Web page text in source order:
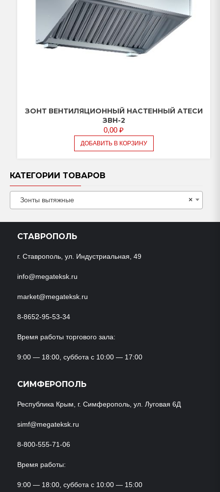
ЗОНТ ВЕНТИЛЯЦИОННЫЙ НАСТЕННЫЙ АТЕСИ
ЗВН-2
0,00 ₽
ДОБАВИТЬ В КОРЗИНУ
КАТЕГОРИИ ТОВАРОВ
×
Зонты вытяжные
СТАВРОПОЛЬ
г. Ставрополь, ул. Индустриальная, 49
info@megateksk.ru
market@megateksk.ru
8-8652-95-53-34
Время работы торгового зала:
9:00 — 18:00, суббота с 10:00 — 17:00
СИМФЕРОПОЛЬ
Республика Крым, г. Симферополь, ул. Луговая 6Д
simf@megateksk.ru
8-800-555-71-06
Время работы:
9:00 — 18:00, суббота с 10:00 — 15:00